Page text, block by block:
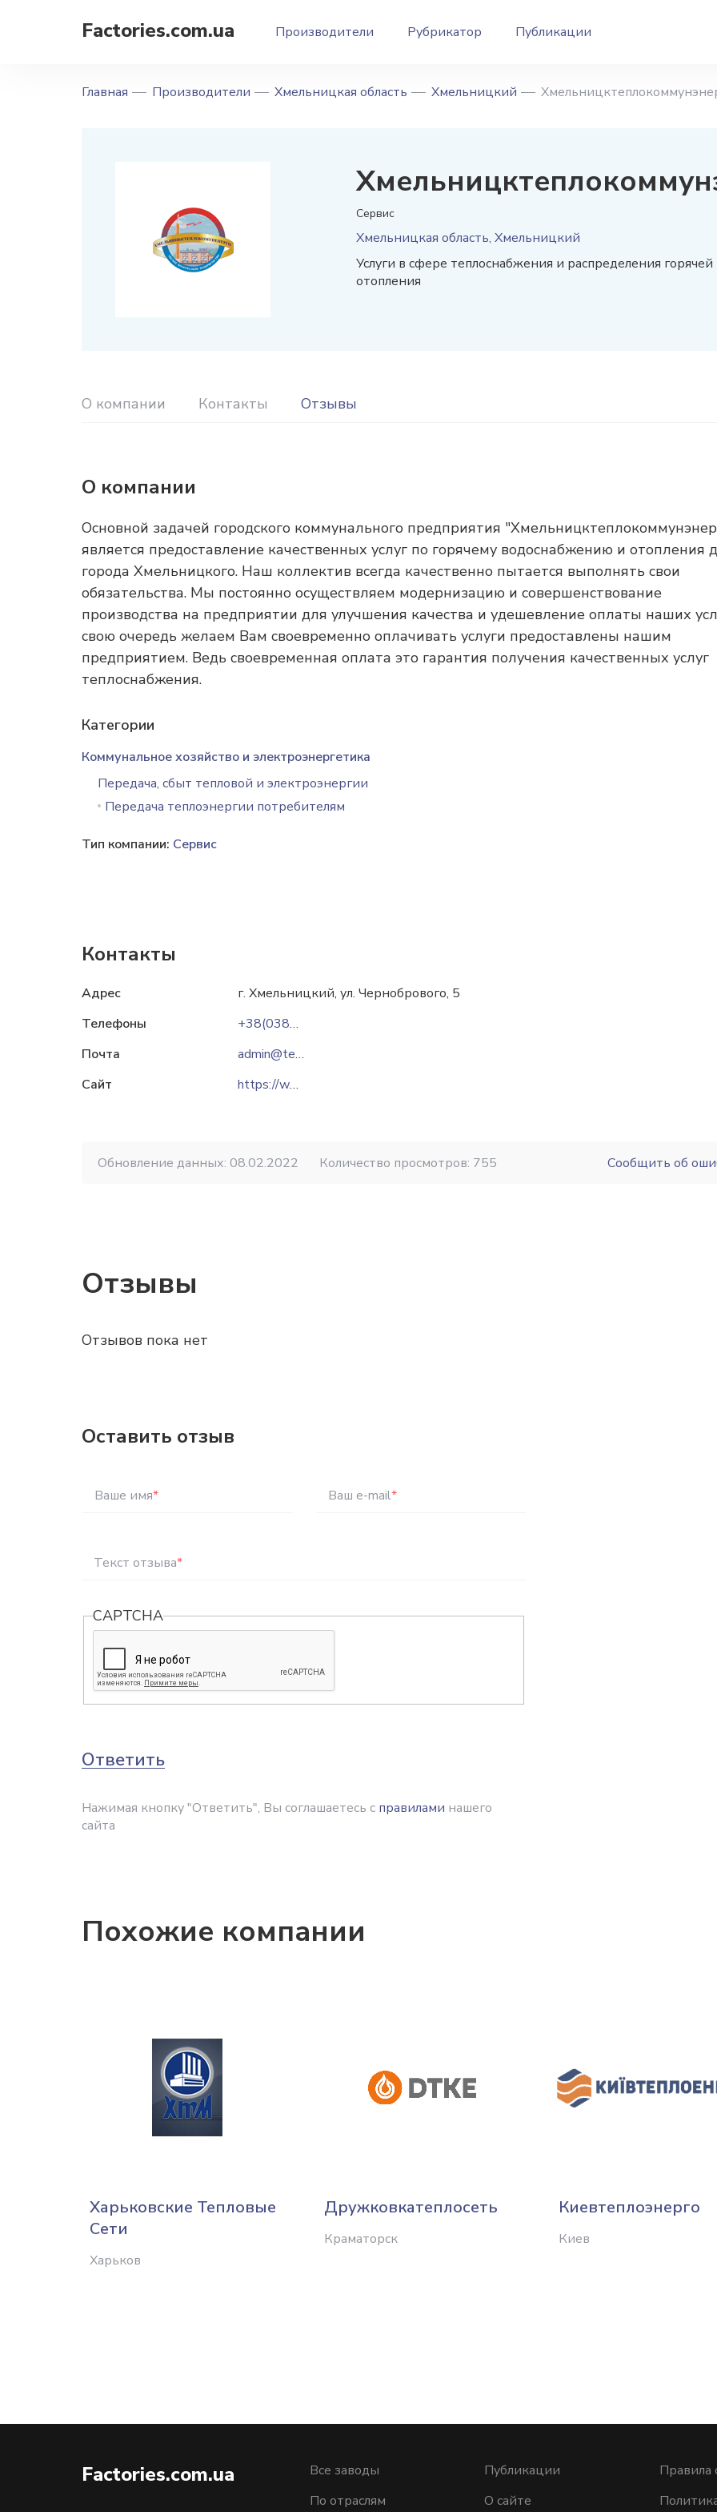
Factories.com.ua Производители Рубрикатор Публикации
Главная Производители Хмельницкая область Хмельницкий
Сервис
Хмельницкая область, Хмельницкий
Услуги в сфере теплоснабжения и распределения
отопления
О компании Контакты Отзывы
О компании
Основной задачей городского коммунального предприятия
является предоставление качественных услуг по горячему водоснабжению и отопления
города Хмельницкого. Наш коллектив всегда качественно пытается выполнять свои
обязательства. Мы постоянно осуществляем модернизацию и совершенствование
производства на предприятии для улучшения качества и удешевление оплаты наших
свою очередь желаем Вам своевременно оплачивать услуги предоставлены нашим
предприятием. Ведь своевременная оплата это гарантия получения качественных услуг
теплоснабжения.
Категории
Коммунальное хозяйство и электроэнергетика
Передача, сбыт тепловой и электроэнергии
Передача теплоэнергии потребителям
Тип компании: Сервис
Контакты
Адрес
г. Хмельницкий, ул. Чернобрового, 5
Телефоны
+38(0382)70-06-35
Почта
admin@teplo.km.ua
Сайт
https://www.teplo.km.ua
Обновление данных: 08.02.2022 Количество просмотров: 755 Сообщить об
Отзывы
Отзывов пока нет
Оставить отзыв
Ваше имя* Ваш e-mail*
Текст отзыва*
CAPTCHA
Ответить
Нажимая кнопку "Ответить", Вы соглашаетесь с правилами нашего
сайта
Похожие компании
Харьковские Тепловые
Сети
Харьков
Дружковкатеплосеть
Краматорск
Киевтеплоэнерго
Киев
Factories.com.ua
Все заводы
По отраслям
Публикации
О сайте
Правила